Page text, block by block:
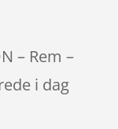
– Rem –
i dag